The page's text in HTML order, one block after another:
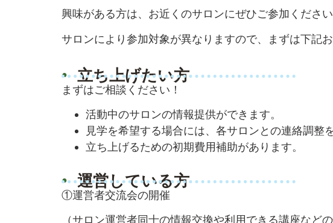
興味がある方は、お近くのサロンにぜひご参加ください
サロンにより参加対象が異なりますので、まずは下記
立ち上げたい方
まずはご相談ください！
活動中のサロンの情報提供ができます。
見学を希望する場合には、各サロンとの連絡調整
立ち上げるための初期費用補助があります。
運営している方
①運営者交流会の開催
（サロン運営者同士の情報交換や利用できる講座などの